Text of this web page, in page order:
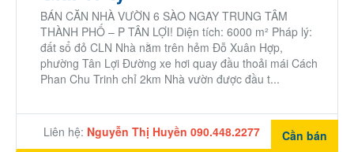
BÁN CĂN NHÀ VƯỜN 6 SÀO NGAY TRUNG TÂM
THÀNH PHỐ – P TÂN LỢI! Diện tích: 6000 m² Pháp lý:
đất sổ đỏ CLN Nhà nằm trên hẻm Đỗ Xuân Hợp,
phường Tân Lợi Đường xe hơi quay đầu thoải mái Cách
Phan Chu Trinh chỉ 2km Nhà vườn được đầu t...
Liên hệ: Nguyễn Thị Huyền 090.448.2277 Cần bán